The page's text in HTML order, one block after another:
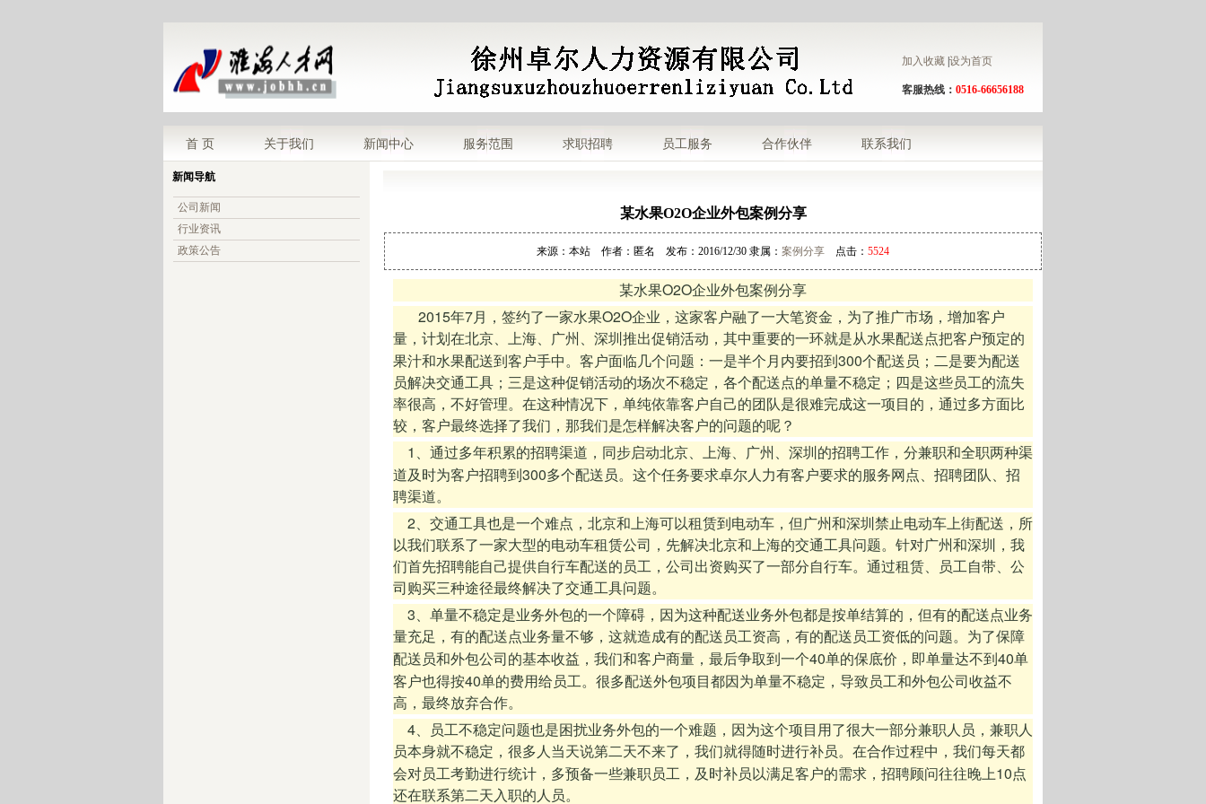
加入收藏 设为首页
客服热线： 0516-66656188
首 页 关于我们 新闻中心 服务范围 求职招聘 员工服务 合作伙伴 联系我们
新闻导航
公司新闻
行业资讯
政策公告
某水果O2O企业外包案例分享
来源：本站 作者：匿名 发布：2016/12/30 隶属： 案例分享 点击： 5524
某水果O2O企业外包案例分享
2015年7月，签约了一家水果O2O企业，这家客户融了一大笔资金，为了推广市场，增加客户
量，计划在北京、上海、广州、深圳推出促销活动，其中重要的一环就是从水果配送点把客户预定的
果汁和水果配送到客户手中。客户面临几个问题：一是半个月内要招到 300个配送员；二是要为配送
员解决交通工具；三是这种促销活动的场次不稳定，各个配送点的单量不稳定；四是这些员工的流失
率很高，不好管理。在这种情况下，单纯依靠客户自己的团队是很难完成这一项目的，通过多方面比
较，客户最终选择了我们，那我们是怎样解决客户的问题的呢？
1
、通过多年积累的招聘渠道，同步启动北京、上海、广州、深圳的招聘工作，分兼职和全职两种渠
道及时为客户招聘到 300多个配送员。这个任务要求卓尔人力有客户要求的服务网点、招聘团队、招
聘渠道。
2 、交通工具也是一个难点，北京和上海可以租赁到电动车，但广州和深圳禁止电动车上街配送，所
以我们联系了一家大型的电动车租赁公司，先解决北京和上海的交通工具问题。针对广州和深圳，我
们首先招聘能自己提供自行车配送的员工，公司出资购买了一部分自行车。通过租赁、员工自带、公
司购买三种途径最终解决了交通工具问题。
3 、单量不稳定是业务外包的一个障碍，因为这种配送业务外包都是按单结算的，但有的配送点业务
量充足，有的配送点业务量不够，这就造成有的配送员工资高，有的配送员工资低的问题。为了保障
配送员和外包公司的基本收益，我们和客户商量，最后争取到一个40单的保底价，即单量达不到 40单
客户也得按40单的费用给员工。很多配送外包项目都因为单量不稳定，导致员工和外包公司收益不
高，最终放弃合作。
4 、员工不稳定问题也是困扰业务外包的一个难题，因为这个项目用了很大一部分兼职人员，兼职人
员本身就不稳定，很多人当天说第二天不来了，我们就得随时进行补员。在合作过程中，我们每天都
会对员工考勤进行统计，多预备一些兼职员工，及时补员以满足客户的需求，招聘顾问往往晚上10点
还在联系第二天入职的人员。